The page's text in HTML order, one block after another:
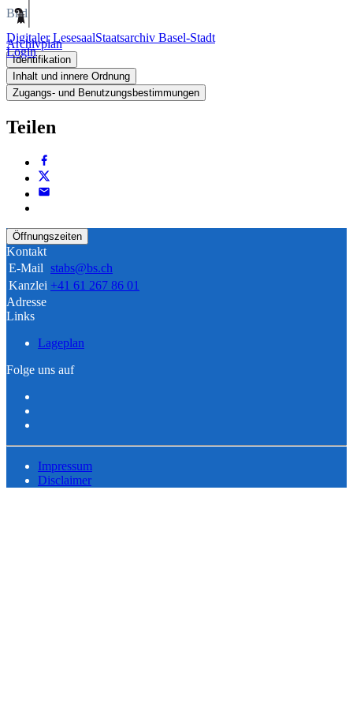
Digitaler LesesaalStaatsarchiv Basel-Stadt
Login
Bild
Archivplan
Identifikation
Inhalt und innere Ordnung
Zugangs- und Benutzungsbestimmungen
Teilen
Öffnungszeiten
Kontakt
E-Mail stabs@bs.ch
Kanzlei +41 61 267 86 01
Adresse
Links
Lageplan
Folge uns auf
Impressum
Disclaimer